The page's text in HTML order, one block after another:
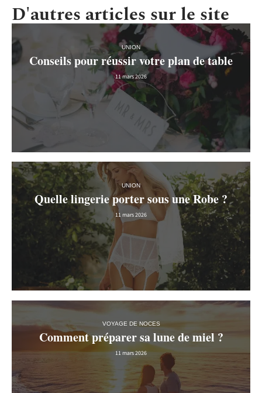
D'autres articles sur le site
UNION
Conseils pour réussir votre plan de table
11 mars 2026
UNION
Quelle lingerie porter sous une Robe ?
11 mars 2026
VOYAGE DE NOCES
Comment préparer sa lune de miel ?
11 mars 2026